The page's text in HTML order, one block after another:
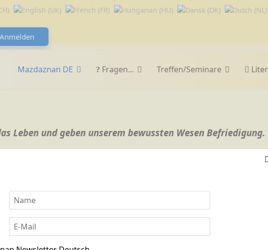
Anmelden
Mazdaznan DE Fragen... Treffen/Seminare
Leben und geben unserem bewussten Wesen Befriedigung.